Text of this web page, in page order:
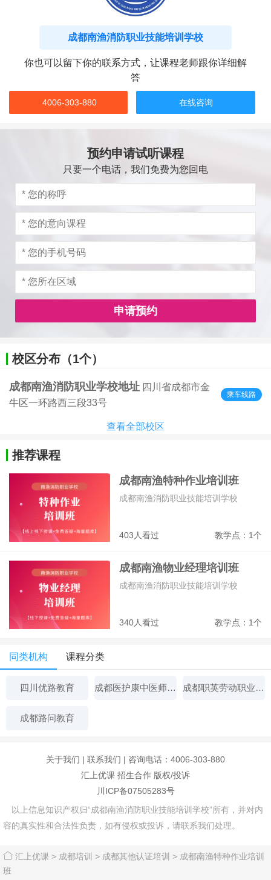
成都南渔消防职业技能培训学校
你也可以留下你的联系方式，让课程老师跟你详细解
答
4006-303-880 在线咨询
预约申请试听课程
只要一个电话，我们免费为您回电
申请预约
校区分布（1个）
成都南渔消防职业学校地址 四川省成都市金
牛区一环路西三段33号
乘车线路
查看全部校区
推荐课程
成都南渔特种作业培训班
403人看过 教学点：1个
成都南渔消防职业技能培训学校
成都南渔物业经理培训班
340人看过 教学点：1个
成都南渔消防职业技能培训学校
同类机构 课程分类
四川优路教育 成都医护康中医师承专长培训中心 成都职英劳动职业技能培训学校
成都路问教育
关于我们 | 联系我们 | 咨询电话：4006-303-880
汇上优课 招生合作 版权/投诉
川ICP备07505283号
以上信息知识产权归“成都南渔消防职业技能培训学校”所有，并对内
容的真实性和合法性负责，如有侵权或投诉，请联系我们处理。
汇上优课 > 成都培训 > 成都其他认证培训 > 成都南渔特种作业培训
班